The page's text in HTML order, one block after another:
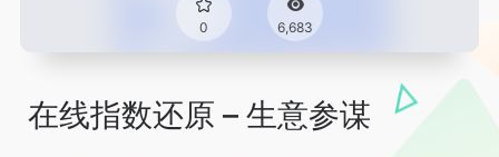
0 6,683
在线指数还原 – 生意参谋